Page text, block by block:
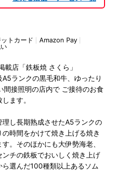
トカード
Amazon Pay
載店「鉄板焼 さくら」
ランクの黒毛和牛、ゆったり
間接照明の店内で ご接待のお食
ます。
し長期熟成させたA5ランクの
時間をかけて焼き上げる焼き
。そのほかにも大伊勢海老、
チの鉄板でおいしく焼き上げ
選んだ100種類以上あるソム